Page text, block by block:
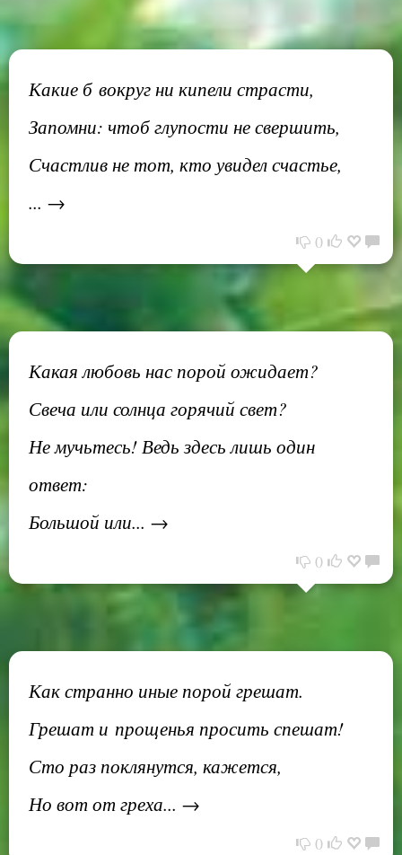
Какие б вокруг ни кипели страсти,
Запомни: чтоб глупости не свершить,
Счастлив не тот, кто увидел счастье,
... →
0
Какая любовь нас порой ожидает?
Свеча или солнца горячий свет?
Не мучьтесь! Ведь здесь лишь один
ответ:
Большой или... →
0
Как странно иные порой грешат.
Грешат и прощенья просить спешат!
Сто раз поклянутся, кажется,
Но вот от греха... →
0